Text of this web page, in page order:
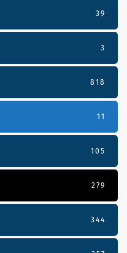
39
3
818
11
105
279
344